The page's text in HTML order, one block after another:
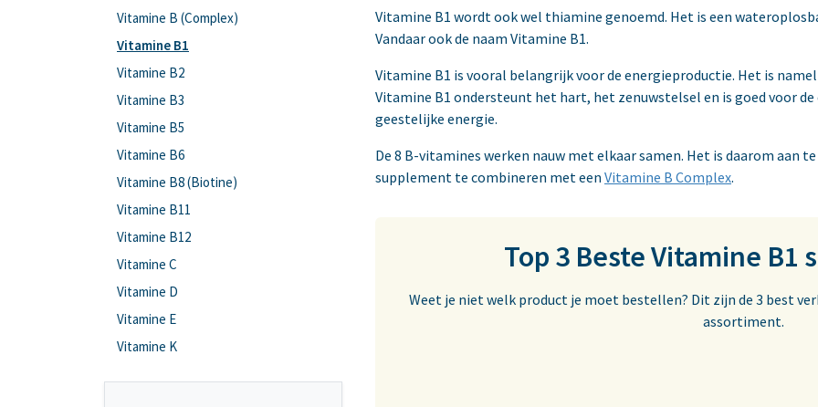
Vitamine B (Complex)
Vitamine B1
Vitamine B2
Vitamine B3
Vitamine B5
Vitamine B6
Vitamine B8 (Biotine)
Vitamine B11
Vitamine B12
Vitamine C
Vitamine D
Vitamine E
Vitamine K
Vitamine B1 wordt ook wel thiamine genoemd. Het is een
Vandaar ook de naam Vitamine B1.
Vitamine B1 is vooral belangrijk voor de energieproductie. Het is
Vitamine B1 ondersteunt het hart, het zenuwstelsel en is goed voor
geestelijke energie.
De 8 B-vitamines werken nauw met elkaar samen. Het is daarom aan
supplement te combineren met een Vitamine B Complex.
Top 3 Beste Vitamine B1
Weet je niet welk product je moet bestellen? Dit zijn de 3 best
assortiment.